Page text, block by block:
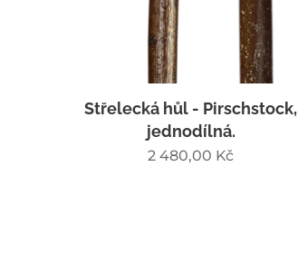
Střelecká hůl - Pirschstock,
jednodílná.
2 480,00 Kč